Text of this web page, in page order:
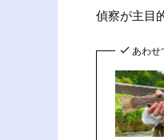
偵察が主目
あわせ